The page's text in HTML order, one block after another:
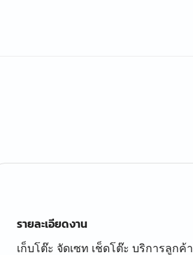
รายละเอียดงาน
เก็บโต๊ะ จัดเซท เช็ดโต๊ะ บริการลูกค้า